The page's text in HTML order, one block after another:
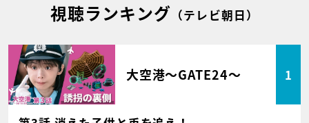
視聴ランキング （テレビ朝日）
大空港～GATE24～ 1